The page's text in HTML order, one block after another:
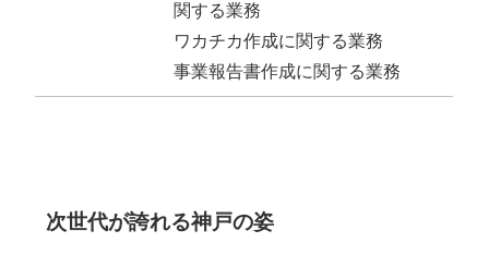
関する業務
ワカチカ作成に関する業務
事業報告書作成に関する業務
次世代が誇れる神戸の姿